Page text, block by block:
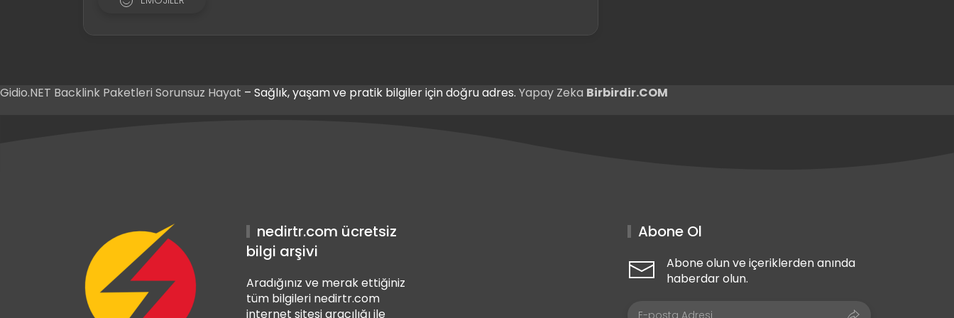
Gidio.NET Backlink Paketleri Sorunsuz Hayat – Sağlık, yaşam ve pratik bilgiler için doğru adres. Yapay Zeka Birbirdir.COM
nedirtr.com ücretsiz
bilgi arşivi
Aradığınız ve merak ettiğiniz
tüm bilgileri nedirtr.com
internet sitesi aracılığı ile
Abone Ol
Abone olun ve içeriklerden anında
haberdar olun.